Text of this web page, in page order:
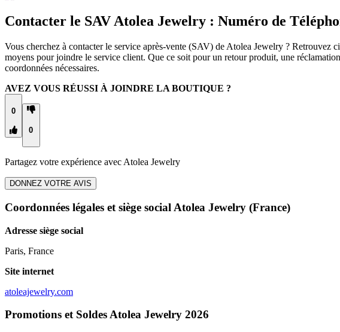
Contacter le SAV Atolea Jewelry : Numéro de
Vous cherchez à contacter le service après-vente (SAV) de Atolea Jewelry ? Retrouvez
moyens pour joindre le service client. Que ce soit pour un retour produit, une
coordonnées nécessaires.
AVEZ VOUS RÉUSSI À JOINDRE LA BOUTIQUE ?
0
0
Partagez votre expérience avec Atolea Jewelry
DONNEZ VOTRE AVIS
Coordonnées légales et siège social Atolea Jewelry (France)
Adresse siège social
Paris, France
Site internet
atoleajewelry.com
Promotions et Soldes Atolea Jewelry 2026